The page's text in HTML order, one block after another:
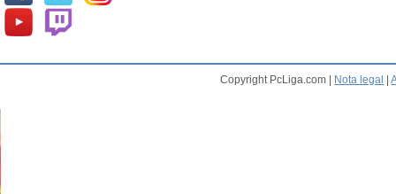
Copyright PcLiga.com | Nota legal |